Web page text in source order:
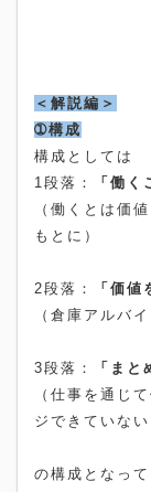
＜解説編＞
➀構成
構成としては
1 段落：
「働く
（働くとは価
もとに）
2段落：
「価値
（倉庫アルバ
3段落： 「まと
（仕事を通じ
ジできていな
の構成となって